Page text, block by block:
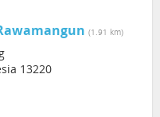
(1.91 km)
13220